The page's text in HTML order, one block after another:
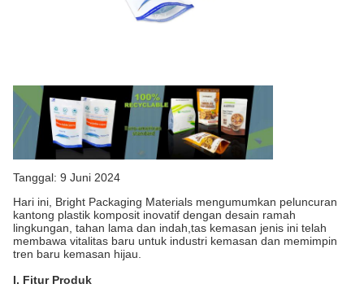
Tanggal: 9 Juni 2024
Hari ini, Bright Packaging Materials mengumumkan peluncuran
kantong plastik komposit inovatif dengan desain ramah
lingkungan, tahan lama dan indah,tas kemasan jenis ini telah
membawa vitalitas baru untuk industri kemasan dan memimpin
tren baru kemasan hijau.
I. Fitur Produk